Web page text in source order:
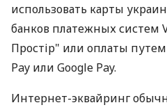
использовать карты
банков платежных систем
Простір" или оплаты
Pay или Google Pay.
Интернет-эквайринг